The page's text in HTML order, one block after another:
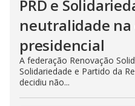
PRD e
neutralidade na
presidencial
A federação Renovação
Solidariedade e Partido da
decidiu não...